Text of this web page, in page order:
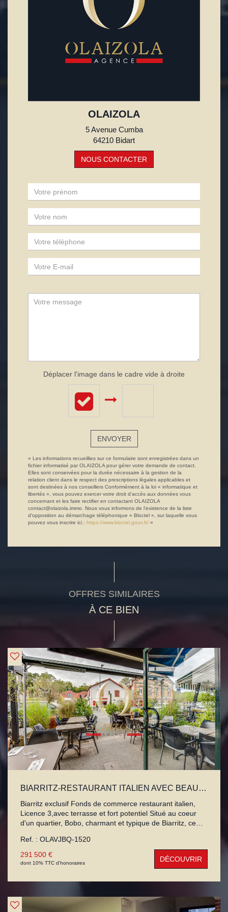
OLAIZOLA
5 Avenue Cumba
64210 Bidart
NOUS CONTACTER
Déplacer l'image dans le cadre vide à droite
ENVOYER
« Les informations recueillies sur ce formulaire sont enregistrées dans un
fichier informatisé par OLAIZOLA pour gérer votre demande de contact.
Elles sont conservées pour la durée nécessaire à la gestion de la
relation client dans le respect des prescriptions légales applicables et
sont destinées à nos conseillers Conformément à la loi « informatique et
libertés », vous pouvez exercer votre droit d'accès aux données vous
concernant et les faire rectifier en contactant OLAIZOLA
contact@olaizola.immo. Nous vous informons de l'existence de la liste
d'opposition au démarchage téléphonique « Bloctel », sur laquelle vous
pouvez vous inscrire ici : https://www.bloctel.gouv.fr/ »
OFFRES SIMILAIRES
À CE BIEN
BIARRITZ-RESTAURANT ITALIEN AVEC BEAUCOUP D'ATOUTS
Biarritz exclusif Fonds de commerce restaurant italien,
Licence 3,avec terrasse et fort potentiel Situé au coeur
d'un quartier, Bobo, charmant et typique de Biarritz, ce
réputation et son ambiance conviviale. Entouré de
commerces et bénéficiant d'un flux régulier, cet
établissement jouit d'une excellente clientèle fidèle et
restaurant de plus de 68m2, propose une salle intérieure
style méditerranéen offrant un cadre chaleureux et
dépaysant. À l'extérieur, une agréable terrasse permet de
Ref. : OLAVJBQ-1520
291 500 €
dont 10% TTC d'honoraires DÉCOUVRIR